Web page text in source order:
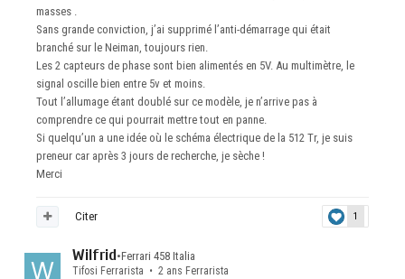
masses .
Sans grande conviction, j’ai supprimé l’anti-démarrage qui était
branché sur le Neiman, toujours rien.
Les 2 capteurs de phase sont bien alimentés en 5V. Au multimètre, le
signal oscille bien entre 5v et moins.
Tout l’allumage étant doublé sur ce modèle, je n’arrive pas à
comprendre ce qui pourrait mettre tout en panne.
Si quelqu’un a une idée où le schéma électrique de la 512 Tr, je suis
preneur car après 3 jours de recherche, je sèche !
Merci
1
Citer
Wilfrid•Ferrari 458 Italia
Tifosi Ferrarista • 2 ans Ferrarista